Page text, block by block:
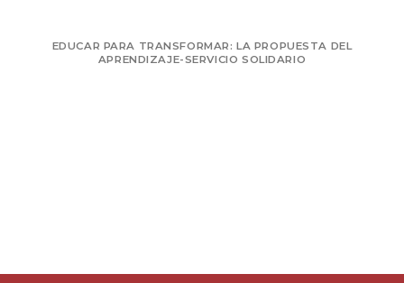
EDUCAR PARA TRANSFORMAR: LA PROPUESTA DEL
APRENDIZAJE-SERVICIO SOLIDARIO